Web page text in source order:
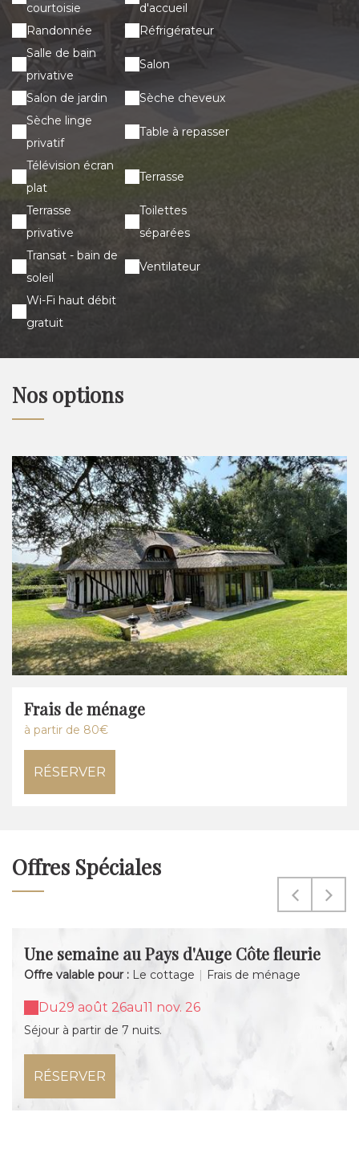
courtoisie
d'accueil
Randonnée
Réfrigérateur
Salle de bain
privative
Salon
Salon de jardin
Sèche cheveux
Sèche linge
privatif
Table à repasser
Télévision écran
plat
Terrasse
Terrasse
privative
Toilettes
séparées
Transat - bain de
soleil
Ventilateur
Wi-Fi haut débit
gratuit
Nos options
Frais de ménage
à partir de 80€
RÉSERVER
Offres Spéciales
Une semaine au Pays d'Auge Côte fleurie
Offre valable pour : Le cottage | Frais de ménage
Du29 août 26au11 nov. 26
RÉSERVER